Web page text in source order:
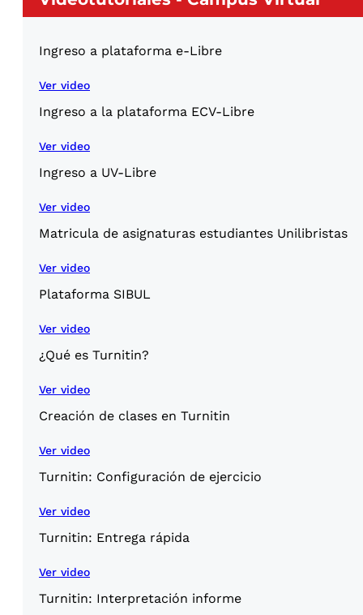
Ingreso a plataforma e-Libre
Ver video
Ingreso a la plataforma ECV-Libre
Ver video
Ingreso a UV-Libre
Ver video
Matricula de asignaturas estudiantes Unilibristas
Ver video
Plataforma SIBUL
Ver video
¿Qué es Turnitin?
Ver video
Creación de clases en Turnitin
Ver video
Turnitin: Configuración de ejercicio
Ver video
Turnitin: Entrega rápida
Ver video
Turnitin: Interpretación informe